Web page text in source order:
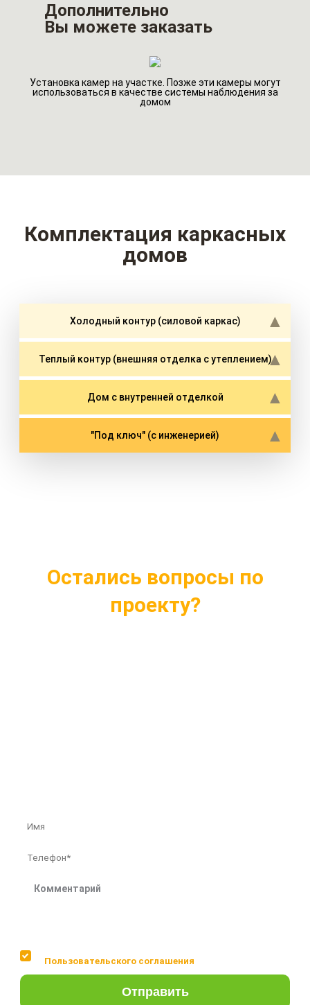
Дополнительно
Вы можете заказать
Установка камер на участке. Позже эти камеры могут
использоваться в качестве системы наблюдения за
домом
Комплектация каркасных
домов
Холодный контур (силовой каркас)
Теплый контур (внешняя отделка с утеплением)
Дом с внутренней отделкой
"Под ключ" (с инженерией)
Остались вопросы по
проекту?
Пользовательского соглашения
Отправить